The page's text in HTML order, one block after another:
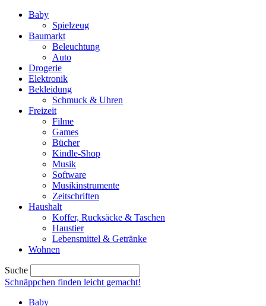
Baby
Spielzeug
Baumarkt
Beleuchtung
Auto
Drogerie
Elektronik
Bekleidung
Schmuck & Uhren
Freizeit
Filme
Games
Bücher
Kindle-Shop
Musik
Software
Musikinstrumente
Zeitschriften
Haushalt
Koffer, Rucksäcke & Taschen
Haustier
Lebensmittel & Getränke
Wohnen
Suche
Schnäppchen finden leicht gemacht!
Baby